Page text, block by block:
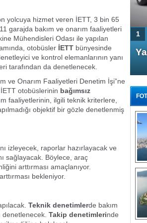
yolcuya hizmet veren İETT, 3 bin 65
garajda bakım ve onarım faaliyetleri
Mühendisleri Odası ile yapılan
otobüsler İETT bünyesinde
ve kontrol elemanlarının yanı
tarafından da denetlenecek.
ve Onarım Faaliyetleri Denetim İşi”ne
otobüslerinin bağımsız
faaliyetlerinin, ilgili teknik kriterlere,
objektif bir gözle denetlenmiş
izleyecek, raporlar hazırlayacak ve
sağlayacak. Böylece, araç
arttırması amaçlanıyor.
bekleniyor.
Teknik denetimlerde bakım
denetlenecek. Takip denetimlerinde
4 Kapılı AMG GT Coupe
Türkiye'de satışa çıktı
1